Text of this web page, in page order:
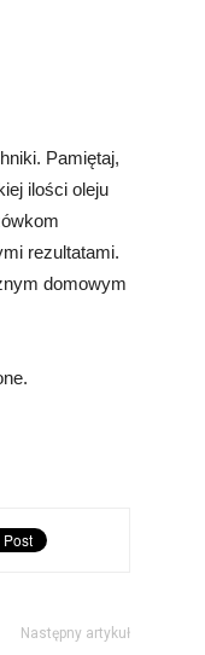
Pamiętaj,
ilości oleju
rezultatami.
domowym
Następny artykuł